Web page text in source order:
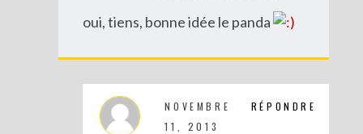
DIY MES CORBEILLES DE BUREAU DENTELLÉES
oui, tiens, bonne idée le panda
RÉPONDRE
NOVEMBRE
11, 2013